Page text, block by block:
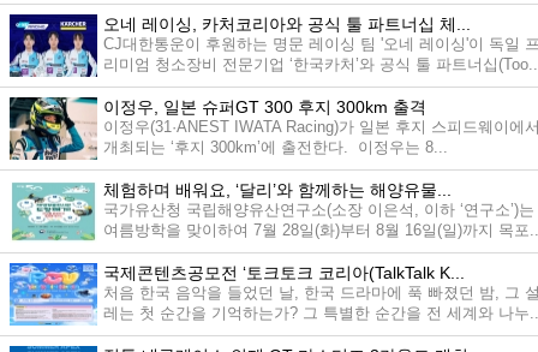
오네 레이싱, 카처코리아와 공식 툴 파트너십 체...
CJ대한통운이 후원하는 명문 레이싱 팀 '오네 레이싱'이 독일
리미엄 청소장비 전문기업 ‘한국카처’와 공식 툴 파트너십
이정우, 일본 슈퍼GT 300 후지 300km 출격
이정우(31·ANEST IWATA Racing)가 일본 후지 스피드웨이에
개최되는 ‘후지 300km’에 출전한다. 이정우는 8...
체험하며 배워요, ‘달리’와 함께하는 해양유물...
국가유산청 국립해양유산연구소(소장 이은석, 이하 ‘연구소’)는
여름방학을 맞이하여 7월 28일(화)부터 8월 16일(일)까지 목포
국제콘텐츠공모전 ‘토크토크 코리아(TalkTalk K...
처음 한국 음악을 들었던 날, 한국 드라마에 푹 빠졌던 밤, 그
레는 첫 순간을 기억하는가? 그 특별한 순간을 전 세계와 나누